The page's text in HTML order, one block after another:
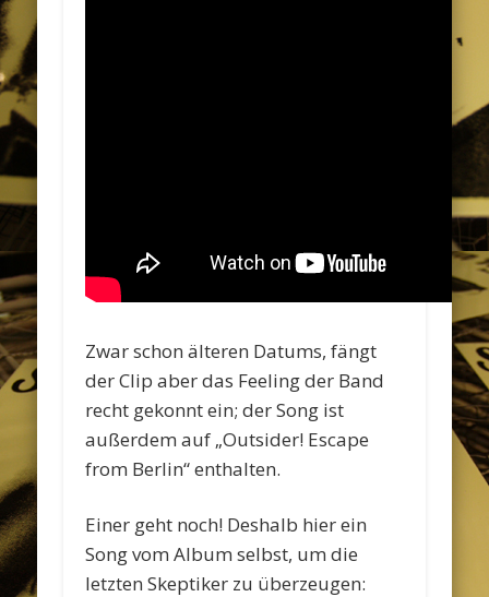
Zwar schon älteren Datums, fängt
der Clip aber das Feeling der Band
recht gekonnt ein; der Song ist
außerdem auf „Outsider! Escape
from Berlin“ enthalten.
Einer geht noch! Deshalb hier ein
Song vom Album selbst, um die
letzten Skeptiker zu überzeugen: